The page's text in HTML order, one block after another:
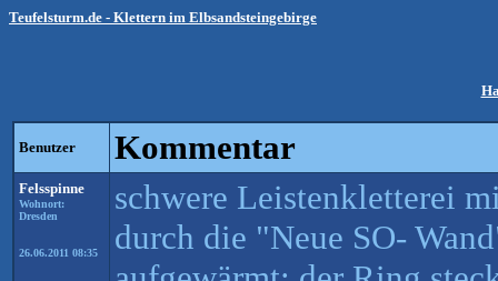
Teufelsturm.de - Klettern im Elbsandsteingebirge
Benutzer Kommentar
Felsspinne
Wohnort:
Dresden
26.06.2011 08:35
schwere Leistenkletterei
durch die "Neue SO-